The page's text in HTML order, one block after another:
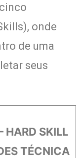
onde
de uma
seus
HARD SKILL
TÉCNICA